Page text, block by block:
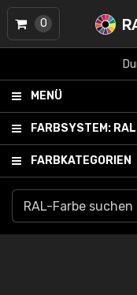
MENÜ
FARBSYSTEM:
FARBKATEGORIEN
0